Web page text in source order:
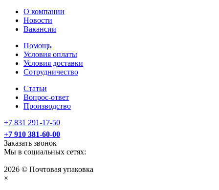
О компании
Новости
Вакансии
Помощь
Условия оплаты
Условия доставки
Сотрудничество
Статьи
Вопрос-ответ
Производство
+7 831 291-17-50
+7 910 381-60-00
Заказать звонок
Мы в социальных сетях:
2026 © Почтовая упаковка
×